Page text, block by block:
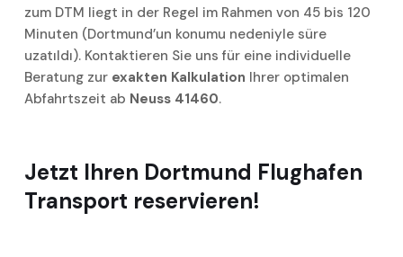
zum DTM liegt in der Regel im Rahmen von 45 bis 120
Minuten (Dortmund’un konumu nedeniyle süre
uzatıldı). Kontaktieren Sie uns für eine individuelle
Beratung zur exakten Kalkulation Ihrer optimalen
Abfahrtszeit ab Neuss 41460.
Jetzt Ihren Dortmund Flughafen
Transport reservieren!